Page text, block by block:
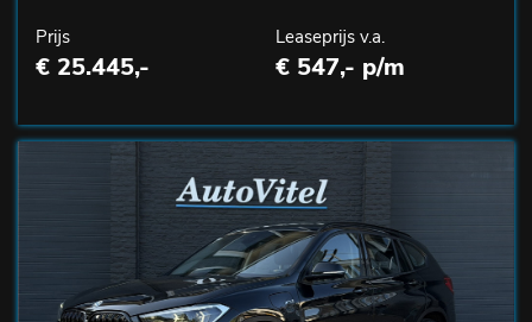
Prijs
€ 25.445,-
Leaseprijs v.a.
€ 547,- p/m